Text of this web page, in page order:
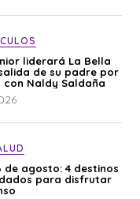
liderará La Bella
de su padre por
con Naldy Saldaña
de agosto: 4 destinos
para disfrutar